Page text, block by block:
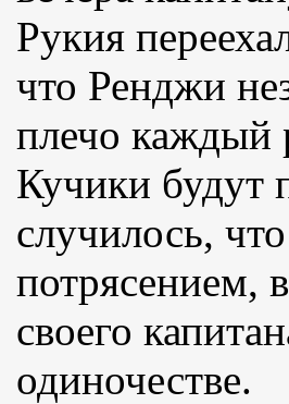
Рукия
что Ренджи
плечо каждый
Кучики будут
случилось,
потрясением,
своего
одиночестве.